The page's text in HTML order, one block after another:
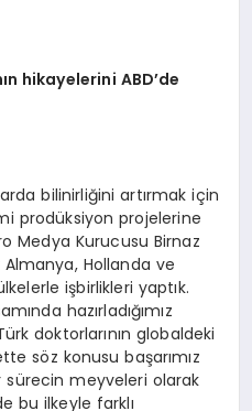
hikayelerini ABD’de
bilinirliğini artırmak için
prodüksiyon projelerine
Medya Kurucusu Birnaz
Almanya, Hollanda ve
işbirlikleri yaptık.
hazırladığımız
doktorlarının globaldeki
söz konusu başarımız
sürecin meyveleri olarak
bu ilkeyle farklı